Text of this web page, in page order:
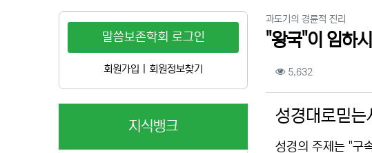
과도기의 경륜적 진리
"왕국"이 임하
컨텐츠 정보
5,632
성경대로믿
성경의 주제는 "구
말씀보존학회 로그인
회원가입 회원정보찾기
지식뱅크